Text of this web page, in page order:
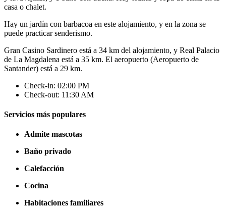
casa o chalet.
Hay un jardín con barbacoa en este alojamiento, y en la zona se
puede practicar senderismo.
Gran Casino Sardinero está a 34 km del alojamiento, y Real Palacio
de La Magdalena está a 35 km. El aeropuerto (Aeropuerto de
Santander) está a 29 km.
Check-in: 02:00 PM
Check-out: 11:30 AM
Servicios más populares
Admite mascotas
Baño privado
Calefacción
Cocina
Habitaciones familiares